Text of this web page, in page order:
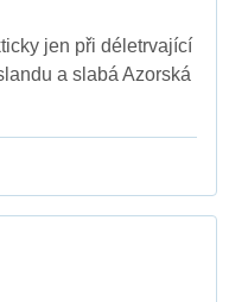
jen při déletrvající
a slabá Azorská